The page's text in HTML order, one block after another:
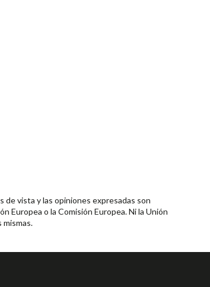
de vista y las opiniones expresadas son
Europea o la Comisión Europea. Ni la Unión
mismas.